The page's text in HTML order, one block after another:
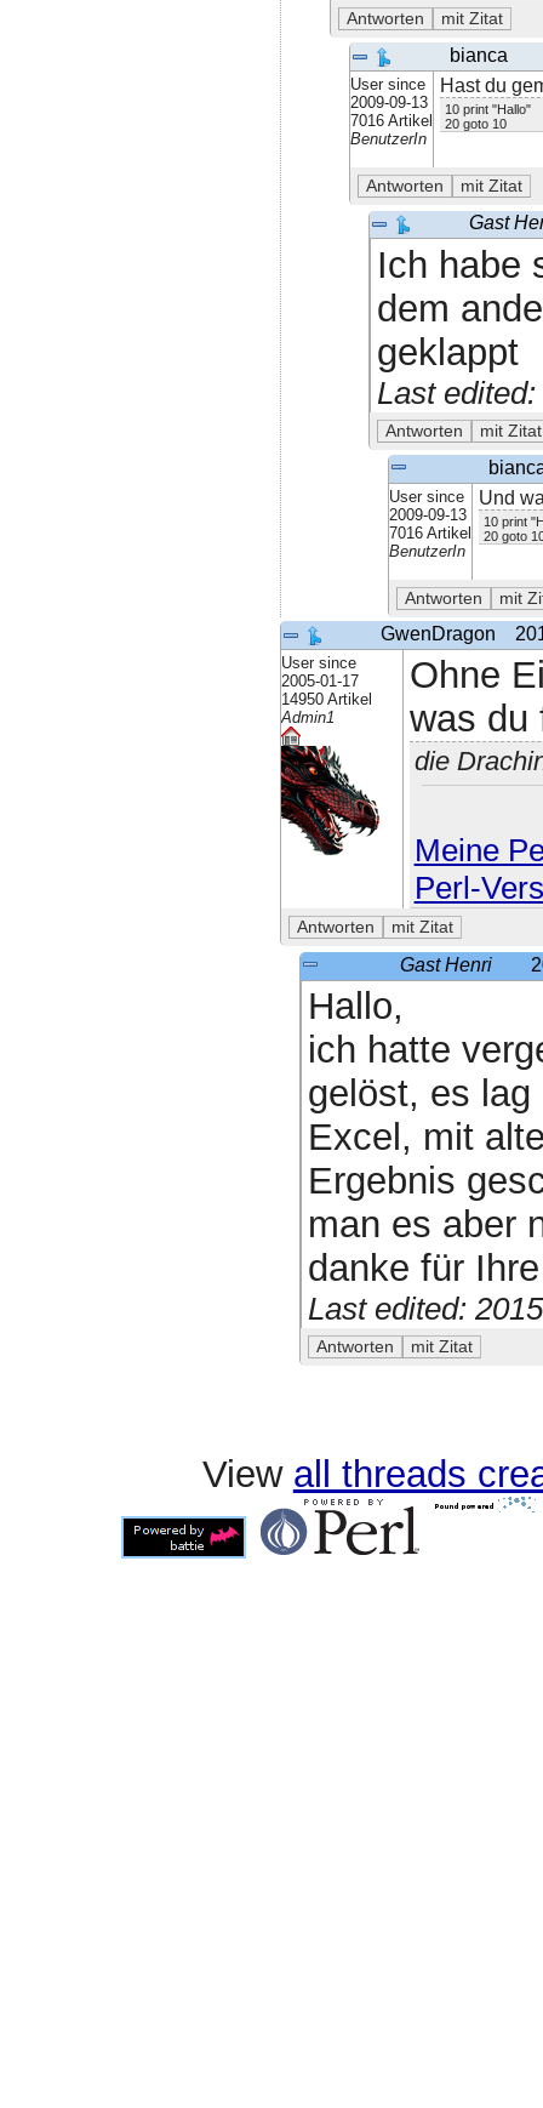
bianca
User since
2009-09-13
7016 Artikel
BenutzerIn
Hast du
10 print "Hallo"
20 goto 10
Gast
Ich habe
dem
geklappt
Last
User since
2009-09-13
7016 Artikel
BenutzerIn
Und
10 print
20 goto
GwenDragon
User since
2005-01-17
14950 Artikel
Admin1
Ohne
was du
die
Meine
Perl-
Gast Henri
Hallo,
ich hatte
gelöst, es
Excel, mit
Ergebnis
man es aber
danke für
Last edited:
View all threads